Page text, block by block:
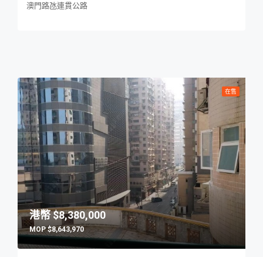
澳門路氹連貫公路
在售
$8,380,000
$8,643,970